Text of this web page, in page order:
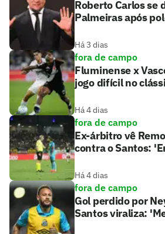
Roberto Carlos se
Palmeiras após
Há 3 dias
fora de campo
Fluminense x
jogo difícil no
Há 4 dias
fora de campo
Ex-árbitro vê
contra o Santos:
Há 4 dias
fora de campo
Gol perdido por
Santos viraliza: